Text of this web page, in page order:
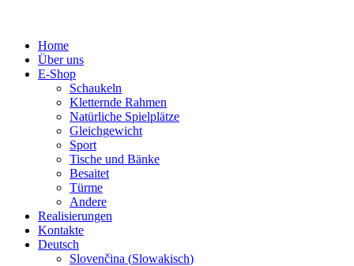
Home
Über uns
E-Shop
Schaukeln
Kletternde Rahmen
Natürliche Spielplätze
Gleichgewicht
Sport
Tische und Bänke
Besaitet
Türme
Andere
Realisierungen
Kontakte
Deutsch
Slovenčina (Slowakisch)